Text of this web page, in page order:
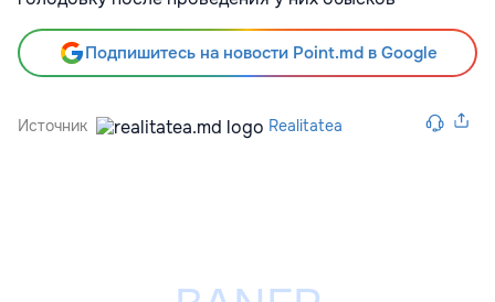
Подпишитесь на новости Point.md в Google
Источник Realitatea